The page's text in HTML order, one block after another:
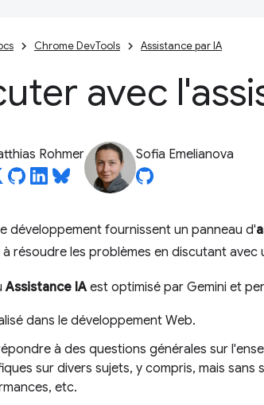
Chrome DevTools Assistance par IA
avec
Rohmer Sofia Emelianova
développement fournissent un panneau d'
résoudre les problèmes en discutant avec
Assistance IA est optimisé par Gemini et
dans le développement Web.
à des questions générales sur
sur divers sujets, y compris, mais sans
etc.